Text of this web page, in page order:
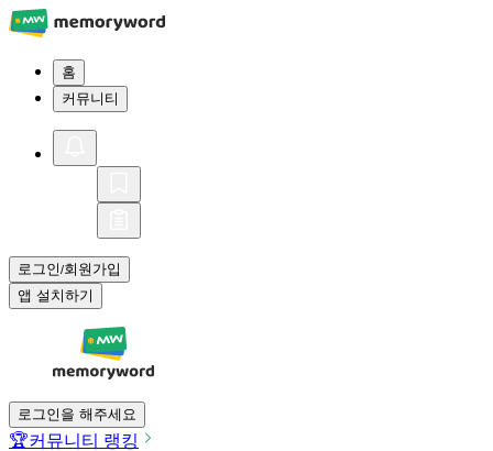
홈
커뮤니티
로그인/회원가입
앱 설치하기
로그인을 해주세요
🏆커뮤니티 랭킹